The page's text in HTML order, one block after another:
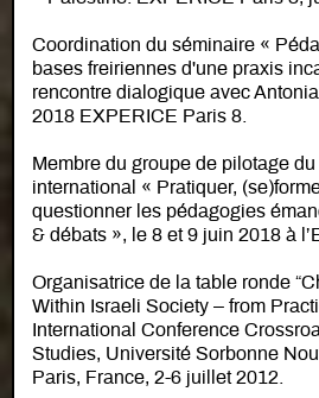
Coordination du séminaire «
bases freiriennes d'une praxis
rencontre dialogique avec
2018 EXPERICE Paris 8.
Membre du groupe de pilotage
international « Pratiquer,
questionner les pédagogies
& débats », le 8 et 9 juin 2018 à
Organisatrice de la table ronde
Within Israeli Society – from
International Conference
Studies, Université Sorbonne
Paris, France, 2-6 juillet 2012.